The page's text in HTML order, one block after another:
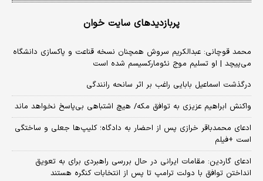
پربازدیدهای سایت خوان
محمد قوچانی: عبدالکریم سروش همچنان نسخه قناعت و پاکسازی دانشگاه
می‌پیچد | او تسلیم موج نئومارکسیسم شده است
درگذشت اسماعیل بابایی راغب بر اثر سانحه رانندگی
واکنش ابراهیم عزیزی به توافق مکه/ هیچ اشتباهی بی‌پاسخ نخواهد ماند
ادعای محمدباقر خرازی پس از احضار به دادگاه؛ کلیپ‌ها جعلی و ساختگی
است +فیلم
ادعای گاردین: مقامات ایرانی در حال بررسی راهبردی برای به تعویق
انداختن توافق با دولت ترامپ تا پس از انتخابات کنگره هستند